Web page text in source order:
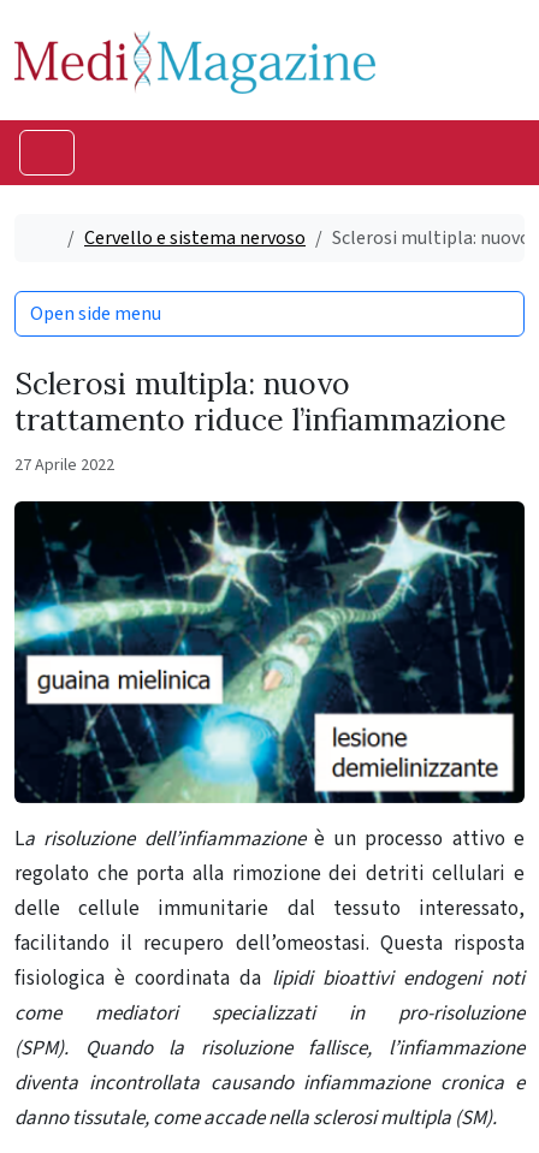
Home
Cervello e sistema nervoso Sclerosi multipla:
Sclerosi multipla: nuovo
trattamento riduce l’infiammazione
27 Aprile 2022
La risoluzione dell’infiammazioneè un processo attivo e
regolato che porta alla rimozione dei detriti cellulari e
delle cellule immunitarie dal tessuto interessato,
facilitando il recupero dell’omeostasi. Questa risposta
fisiologica è coordinata da lipidi bioattivi endogeni noti
come mediatori specializzati in pro-risoluzione
(SPM). Quando la risoluzione fallisce, l’infiammazione
diventa incontrollata causando infiammazione cronica e
danno tissutale, come accade nella sclerosi multipla (SM).
Open side menu